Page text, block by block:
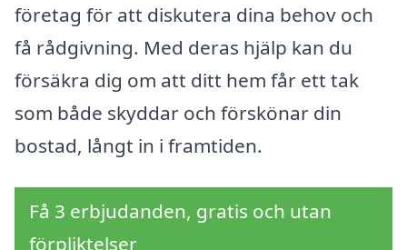
företag för att diskutera dina behov och
få rådgivning. Med deras hjälp kan du
försäkra dig om att ditt hem får ett tak
som både skyddar och förskönar din
bostad, långt in i framtiden.
Få 3 erbjudanden, gratis och utan
förpliktelser